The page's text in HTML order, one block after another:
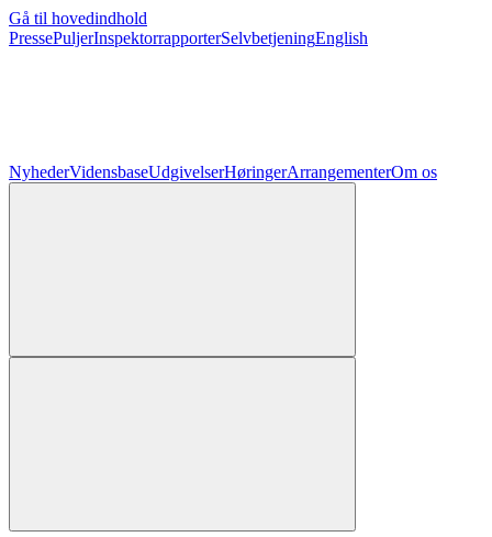
Gå til hovedindhold
PressePuljerInspektorrapporterSelvbetjeningEnglish
NyhederVidensbaseUdgivelserHøringerArrangementerOm os